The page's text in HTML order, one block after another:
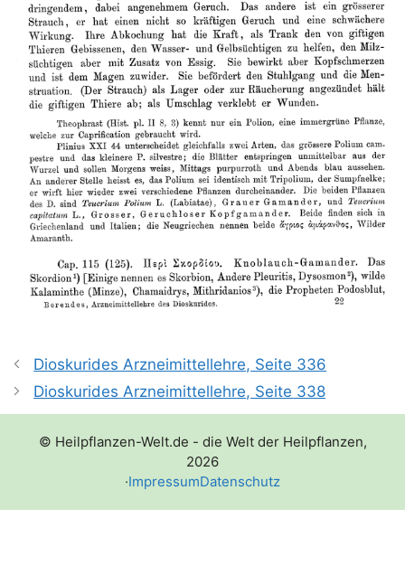
Dioskurides Arzneimittellehre, Seite 336
Dioskurides Arzneimittellehre, Seite 338
© Heilpflanzen-Welt.de - die Welt der Heilpflanzen,
2026
·ImpressumDatenschutz